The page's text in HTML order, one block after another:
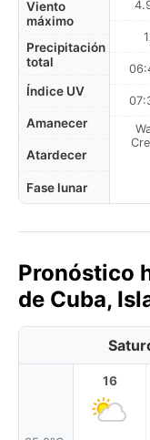
Viento
máximo
Precipitación
total
Índice UV
Amanecer
Atardecer
Fase lunar
Pronóstico
de Cuba,
16